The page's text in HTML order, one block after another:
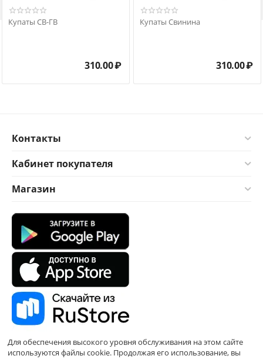
Купаты СВ-ГВ
310.00₽
Купаты Свинина
310.00₽
Контакты
Кабинет покупателя
Магазин
Для обеспечения высокого уровня обслуживания на этом сайте
используются файлы cookie. Продолжая его использование, вы